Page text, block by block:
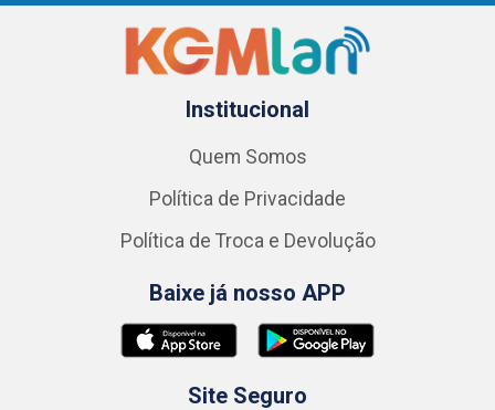
Institucional
Quem Somos
Política de Privacidade
Política de Troca e Devolução
Baixe já nosso APP
Site Seguro